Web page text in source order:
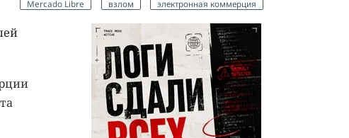
Mercado Libre взлом электронная коммерция